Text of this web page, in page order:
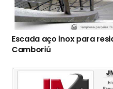
Escada aço inox para
Camboriú